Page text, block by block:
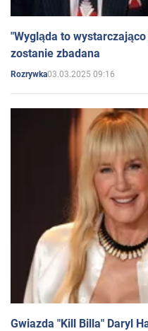
"Wygląda to
zostanie zbadana
Rozrywka03.03.2025 09:16
Gwiazda "Kill Billa" Daryl